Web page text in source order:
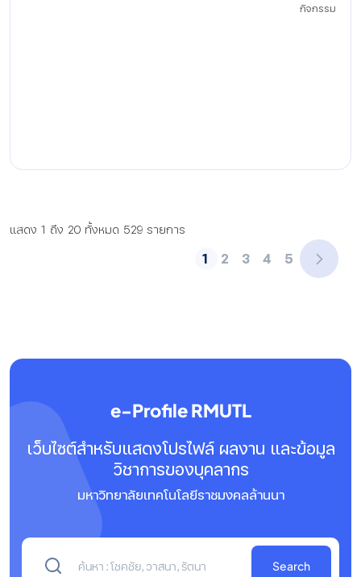
กิจกรรม
แสดง 1 ถึง 20 ทั้งหมด 529 รายการ
1 2 3 4 5
e-Profile RMUTL
เว็บไซต์สำหรับแสดงโปรไฟล์ ผลงาน และข้อมูล
วิชาการของบุคลากร
มหาวิทยาลัยเทคโนโลยีราชมงคลล้านนา
Search